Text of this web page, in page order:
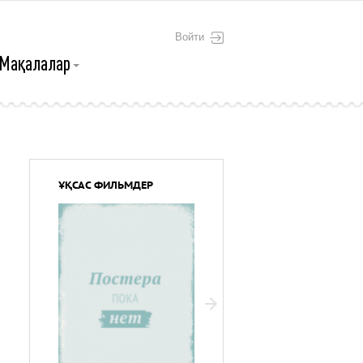
Войти
Мақалалар
ҰҚСАС ФИЛЬМДЕР